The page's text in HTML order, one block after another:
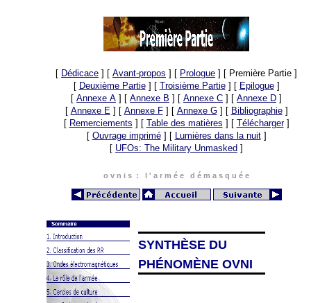
[ Dédicace ] [ Avant-propos ] [ Prologue ] [ Première Partie ]
[ Deuxième Partie] [ Troisième Partie] [ Epilogue]
[ Annexe A ] [ Annexe B ] [ Annexe C ] [ Annexe D ]
[ Annexe E] [ Annexe F] [ Annexe G] [ Bibliographie]
[ Remerciements ] [ Table des matières ] [ Télécharger]
[ Ouvrage imprimé] [ Lumières dans la nuit]
[ UFOs: The Military Unmasked ]
o v n i s : l ' a r m é e d é m a s q u é e
SYNTHÈSE DU
PHÉNOMÈNE OVNI